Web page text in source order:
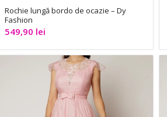
Rochie lungă bordo de ocazie – Dy
Fashion
549,90 lei